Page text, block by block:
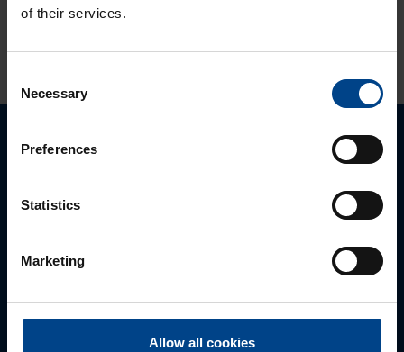
of their services.
Selection
Necessary
Preferences
Statistics
Marketing
Allow all cookies
Ota yhteyttä!
Autamme mielellämme, jotta löydämme sinulle